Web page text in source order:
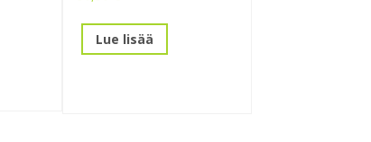
Lue lisää